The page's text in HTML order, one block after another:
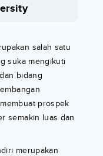
salah satu
suka mengikuti
bidang
prospek
semakin luas dan
merupakan